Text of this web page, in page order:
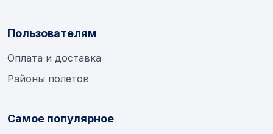
Пользователям
Оплата и доставка
Районы полетов
Самое популярное